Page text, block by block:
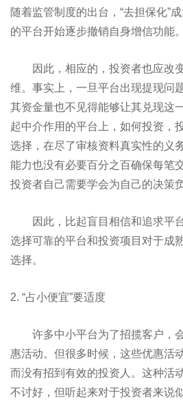
随着监管制度的出台，“去担保化”
的平台开始逐步撤销自身增信功能。
因此，相应的，投资者也应改变
维。事实上，一旦平台出现提现问
其资金量也不见得能够让其兑现这
起中介作用的平台上，如何投资，
选择，在尽了审核资料真实性的义
能力也没有必要百分之百确保每笔
投资者自己需要学会为自己的决策负
因此，比起盲目相信和追求平
选择可靠的平台和投资项目对于成
选择。
2. “占小便宜”要适度
许多中小平台为了招揽客户，会
惠活动。但很多时候，这些优惠活
而没有招到有效的投资人。这种活
不讨好，但听起来对于投资者来说